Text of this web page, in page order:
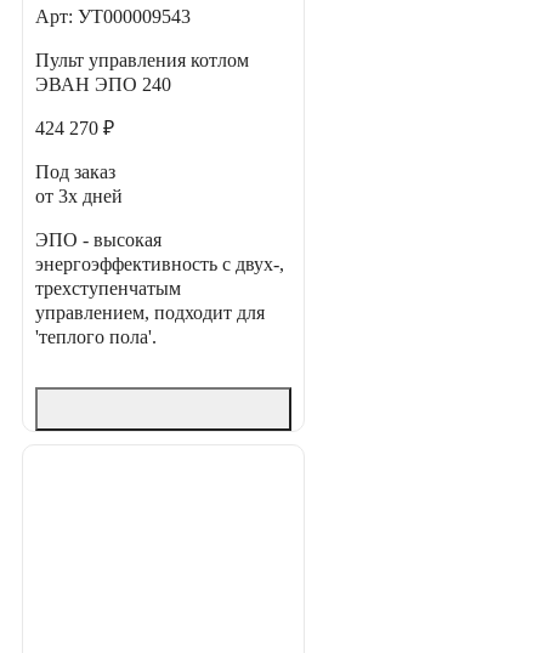
Арт: УТ000009543
Пульт управления котлом
ЭВАН ЭПО 240
424 270 ₽
Под заказ
от 3х дней
ЭПО - высокая
энергоэффективность с двух-,
трехступенчатым
управлением, подходит для
'теплого пола'.